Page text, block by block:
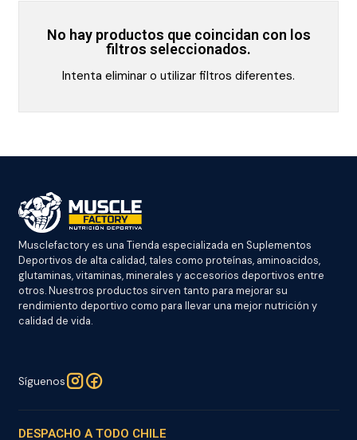
No hay productos que coincidan con los
filtros seleccionados.
Intenta eliminar o utilizar filtros diferentes.
Musclefactory es una Tienda especializada en Suplementos
Deportivos de alta calidad, tales como proteínas, aminoacidos,
glutaminas, vitaminas, minerales y accesorios deportivos entre
otros. Nuestros productos sirven tanto para mejorar su
rendimiento deportivo como para llevar una mejor nutrición y
calidad de vida.
Síguenos
DESPACHO A TODO CHILE